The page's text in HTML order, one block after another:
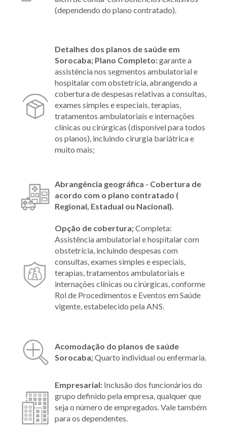
(dependendo do plano contratado).
Detalhes dos planos de saúde em
Sorocaba; Plano Completo:garante a
assistência nos segmentos ambulatorial e
hospitalar com obstetrícia, abrangendo a
cobertura de despesas relativas a consultas,
exames simples e especiais, terapias,
tratamentos ambulatoriais e internações
clínicas ou cirúrgicas (disponível para todos
os planos), incluindo cirurgia bariátrica e
muito mais;
Abrangência geográfica - Cobertura de
acordo com o plano contratado (
Regional, Estadual ou Nacional).
Opção de cobertura;Completa:
Assistência ambulatorial e hospitalar com
obstetrícia, incluindo despesas com
consultas, exames simples e especiais,
terapias, tratamentos ambulatoriais e
internações clínicas ou cirúrgicas, conforme
Rol de Procedimentos e Eventos em Saúde
vigente, estabelecido pela ANS.
Acomodação do planos de saúde
Sorocaba;Quarto individual ou enfermaria.
Empresarial: Inclusão dos funcionários do
grupo definido pela empresa, qualquer que
seja o número de empregados. Vale também
para os dependentes.